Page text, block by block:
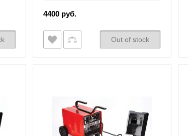
4400 руб.
Out of stock